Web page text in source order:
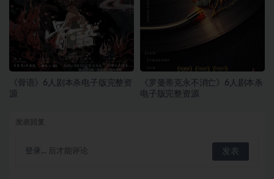
《骨语》6人剧本杀电子版完整资
源
《罗曼蒂克永不消亡》6人剧本杀
电子版完整资源
登录... 后才能评论